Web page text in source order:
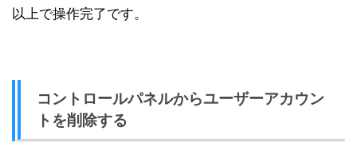
以上で操作完了です。
コントロールパネルからユーザーアカウン
トを削除する